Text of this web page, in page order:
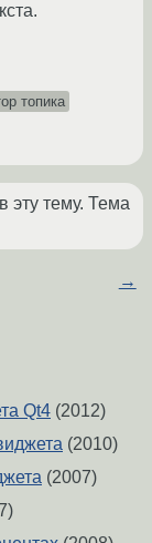
топика
эту тему. Тема
→
Qt4 (2012)
(2010)
(2007)